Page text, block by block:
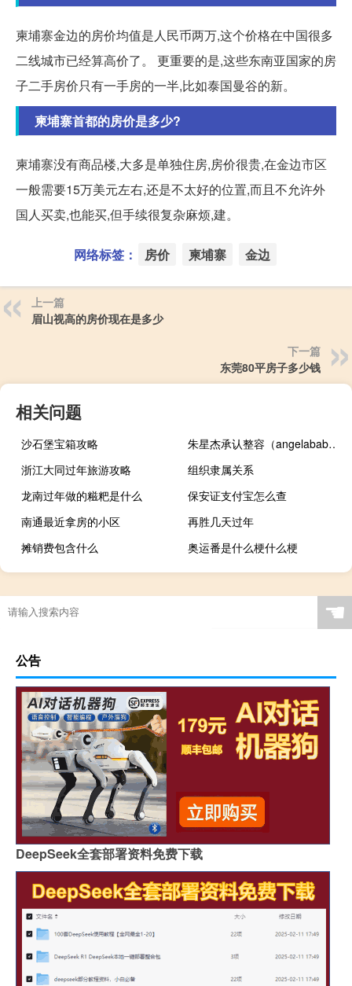
柬埔寨金边的房价均值是人民币两万,这个价格在中国很多
二线城市已经算高价了。 更重要的是,这些东南亚国家的房
子二手房价只有一手房的一半,比如泰国曼谷的新。
柬埔寨首都的房价是多少?
柬埔寨没有商品楼,大多是单独住房,房价很贵,在金边市区
一般需要15万美元左右,还是不太好的位置,而且不允许外
国人买卖,也能买,但手续很复杂麻烦,建。
网络标签： 房价 柬埔寨 金边
上一篇
眉山视高的房价现在是多少
下一篇
东莞80平房子多少钱
相关问题
沙石堡宝箱攻略
朱星杰承认整容（angelababy承认整容）
浙江大同过年旅游攻略
组织隶属关系
龙南过年做的糍粑是什么
保安证支付宝怎么查
南通最近拿房的小区
再胜几天过年
摊销费包含什么
奥运番是什么梗什么梗
☚
公告
DeepSeek全套部署资料免费下载